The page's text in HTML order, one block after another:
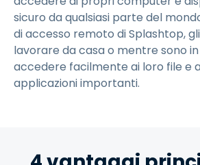
sicuro da qualsiasi parte del
di accesso remoto di Splashtop,
lavorare da casa o mentre sono
accedere facilmente ai loro file e
applicazioni importanti.